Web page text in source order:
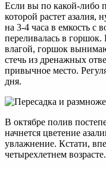
Если вы по какой-либо
которой растет азалия,
на 3-4 часа в емкость с
переливалась в горшок.
влагой, горшок
стечь из дренажных
привычное место.
дня.
В октябре полив
начнется цветение
увлажнение. Кстати,
четырехлетнем возрасте.